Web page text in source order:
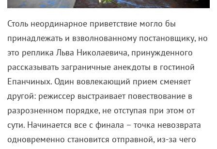
Столь неординарное приветствие могло бы
принадлежать и взволнованному постановщику, но
это реплика Льва Николаевича, принужденного
рассказывать заграничные анекдоты в гостиной
Епанчиных. Один вовлекающий прием сменяет
другой: режиссер выстраивает повествование в
разрозненном порядке, не отступая при этом от
сути. Начинается все с финала – точка невозврата
одновременно становится отправной, из-за чего